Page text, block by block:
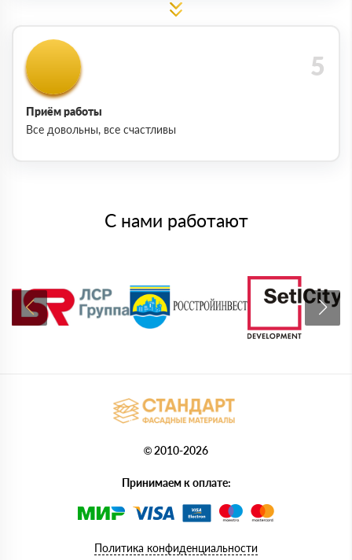
Приём работы
Все довольны, все счастливы
С нами работают
© 2010-2026
Принимаем к оплате:
Политика конфиденциальности